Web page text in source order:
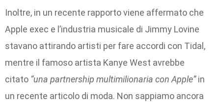
Inoltre, in un recente rapporto viene affermato che
Apple exec e l’industria musicale di Jimmy Lovine
stavano attirando artisti per fare accordi con Tidal,
mentre il famoso artista Kanye West avrebbe
citato “una partnership multimilionaria con Apple”in
un recente articolo di moda. Non sappiamo ancora